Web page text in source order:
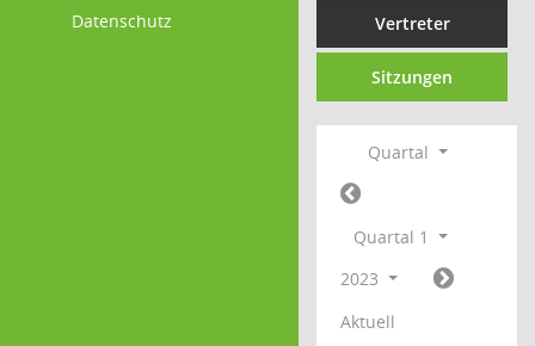
Datenschutz
Vertreter
Sitzungen
Quartal
Quartal 1
2023
Aktuell